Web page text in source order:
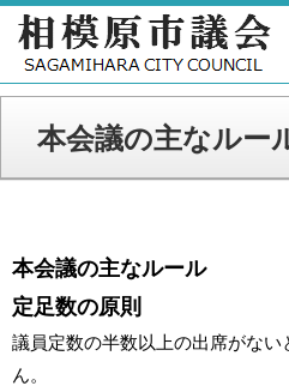
本会議の主なルー
本会議の主なルール
定足数の原則
議員定数の半数以上の出席がな
ん。